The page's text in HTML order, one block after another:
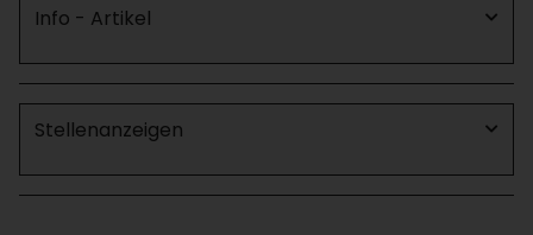
Info - Artikel
Stellenanzeigen